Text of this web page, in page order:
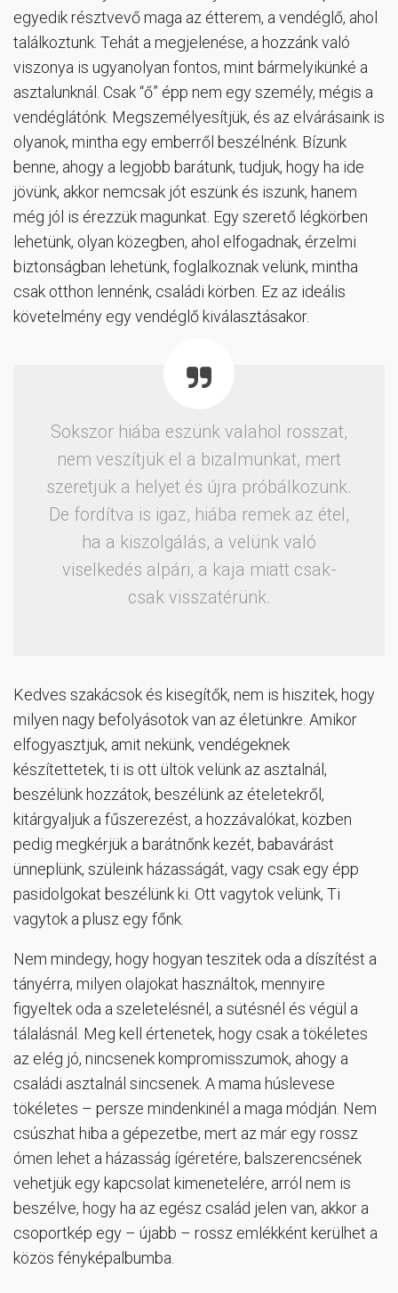
egyedik résztvevő maga az étterem, a vendéglő, ahol
találkoztunk. Tehát a megjelenése, a hozzánk való
viszonya is ugyanolyan fontos, mint bármelyikünké a
asztalunknál. Csak “ő” épp nem egy személy, mégis a
vendéglátónk. Megszemélyesítjük, és az elvárásaink is
olyanok, mintha egy emberről beszélnénk. Bízunk
benne, ahogy a legjobb barátunk, tudjuk, hogy ha ide
jövünk, akkor nemcsak jót eszünk és iszunk, hanem
még jól is érezzük magunkat. Egy szerető légkörben
lehetünk, olyan közegben, ahol elfogadnak, érzelmi
biztonságban lehetünk, foglalkoznak velünk, mintha
csak otthon lennénk, családi körben. Ez az ideális
követelmény egy vendéglő kiválasztásakor.
Sokszor hiába eszünk valahol rosszat,
nem veszítjük el a bizalmunkat, mert
szeretjük a helyet és újra próbálkozunk.
De fordítva is igaz, hiába remek az étel,
ha a kiszolgálás, a velünk való
viselkedés alpári, a kaja miatt csak-
csak visszatérünk.
Kedves szakácsok és kisegítők, nem is hiszitek, hogy
milyen nagy befolyásotok van az életünkre. Amikor
elfogyasztjuk, amit nekünk, vendégeknek
készítettetek, ti is ott ültök velünk az asztalnál,
beszélünk hozzátok, beszélünk az ételetekről,
kitárgyaljuk a fűszerezést, a hozzávalókat, közben
pedig megkérjük a barátnőnk kezét, babavárást
ünneplünk, szüleink házasságát, vagy csak egy épp
pasidolgokat beszélünk ki. Ott vagytok velünk, Ti
vagytok a plusz egy főnk.
Nem mindegy, hogy hogyan teszitek oda a díszítést a
tányérra, milyen olajokat használtok, mennyire
figyeltek oda a szeletelésnél, a sütésnél és végül a
tálalásnál. Meg kell értenetek, hogy csak a tökéletes
az elég jó, nincsenek kompromisszumok, ahogy a
családi asztalnál sincsenek. A mama húslevese
tökéletes – persze mindenkinél a maga módján. Nem
csúszhat hiba a gépezetbe, mert az már egy rossz
ómen lehet a házasság ígéretére, balszerencsének
vehetjük egy kapcsolat kimenetelére, arról nem is
beszélve, hogy ha az egész család jelen van, akkor a
csoportkép egy – újabb – rossz emlékként kerülhet a
közös fényképalbumba.